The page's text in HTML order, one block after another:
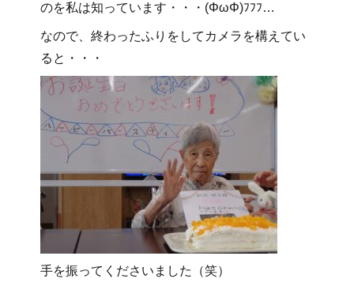
のを私は知っています・・・(ΦωΦ)ﾌﾌﾌ…
なので、終わったふりをしてカメラを構えてい
ると・・・
手を振ってくださいました（笑）